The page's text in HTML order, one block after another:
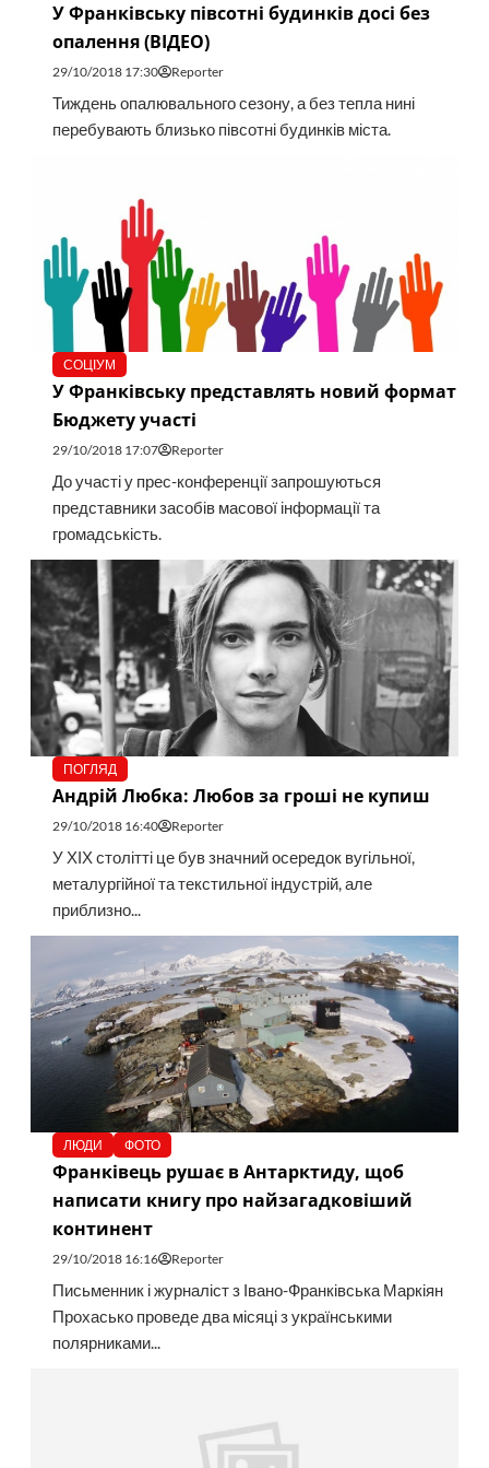
У Франківську півсотні будинків досі без
опалення (ВІДЕО)
29/10/2018 17:30 Reporter
Тиждень опалювального сезону, а без тепла нині
перебувають близько півсотні будинків міста.
СОЦІУМ
У Франківську представлять новий формат
Бюджету участі
29/10/2018 17:07 Reporter
До участі у прес-конференції запрошуються
представники засобів масової інформації та
громадськість.
ПОГЛЯД
Андрій Любка: Любов за гроші не купиш
29/10/2018 16:40 Reporter
У ХІХ столітті це був значний осередок вугільної,
металургійної та текстильної індустрій, але
приблизно...
ЛЮДИ ФОТО
Франківець рушає в Антарктиду, щоб
написати книгу про найзагадковіший
континент
29/10/2018 16:16 Reporter
Письменник і журналіст з Івано-Франківська Маркіян
Прохасько проведе два місяці з українськими
полярниками...